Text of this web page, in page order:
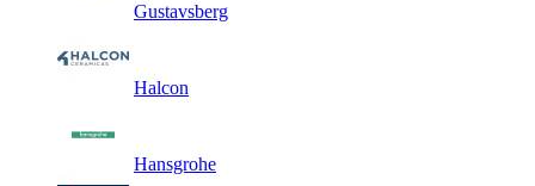
Gustavsberg
Halcon
Hansgrohe